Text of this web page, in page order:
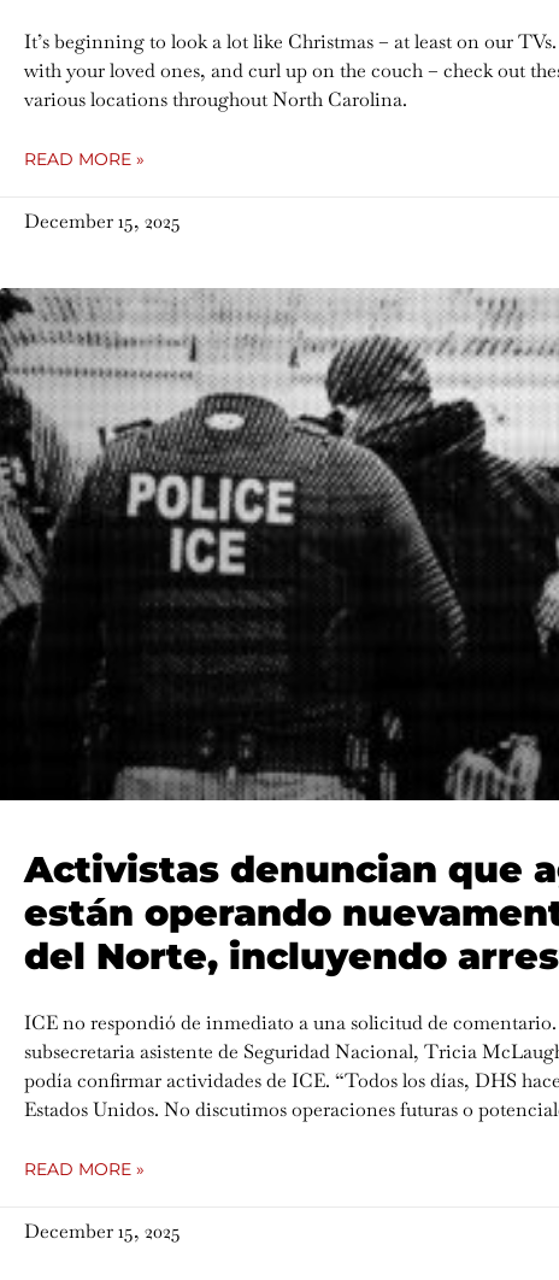
It’s beginning to look a lot like Christmas – at least on our
with your loved ones, and curl up on the couch – check out
various locations throughout North Carolina.
READ MORE »
December 15, 2025
Activistas denuncian que
están operando
del Norte, incluyendo
ICE no respondió de inmediato a una solicitud de comentario.
subsecretaria asistente de Seguridad Nacional, Tricia
podía confirmar actividades de ICE. “Todos los días, DHS
Estados Unidos. No discutimos operaciones futuras o
READ MORE »
December 15, 2025